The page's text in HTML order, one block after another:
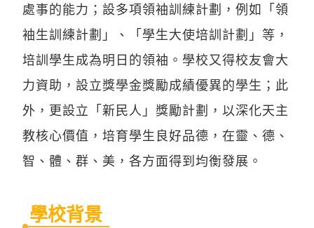
處事的能力；設多項領袖訓練計劃，例如「領
袖生訓練計劃」、「學生大使培訓計劃」等，
培訓學生成為明日的領袖。學校又得校友會大
力資助，設立獎學金獎勵成績優異的學生；此
外，更設立「新民人」獎勵計劃，以深化天主
教核心價值，培育學生良好品德，在靈、德、
智、體、群、美，各方面得到均衡發展。
學校背景